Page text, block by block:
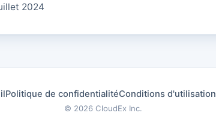
2024
Politique de confidentialitéConditions d'utilisation
© 2026 CloudEx Inc.